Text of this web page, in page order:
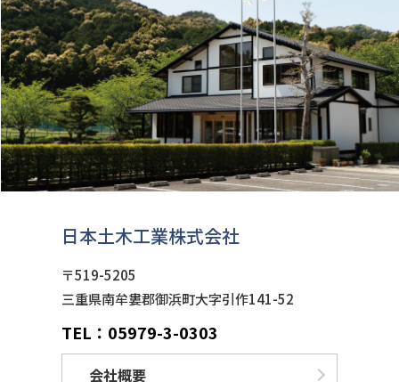
日本土木工業株式会社
〒519-5205
三重県南牟婁郡御浜町大字引作141-52
TEL：05979-3-0303
会社概要